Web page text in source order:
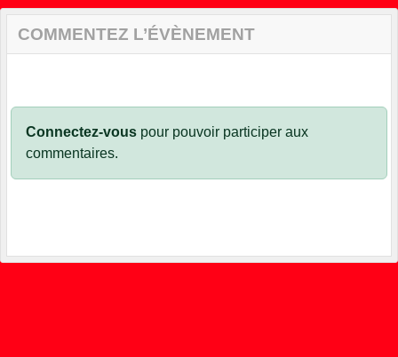
COMMENTEZ L’ÉVÈNEMENT
Connectez-vous pour pouvoir participer aux
commentaires.